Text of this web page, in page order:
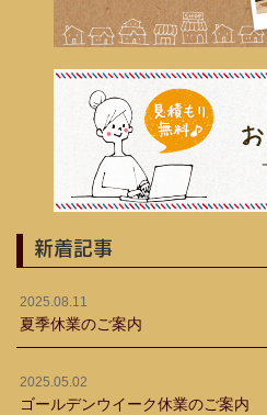
新着記事
2025.08.11
夏季休業のご案内
2025.05.02
ゴールデンウイーク休業のご案内